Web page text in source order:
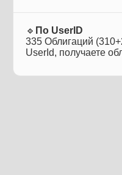
🔹󠁏󠁏 По UserID
335 Облигаций
UserId, получаете